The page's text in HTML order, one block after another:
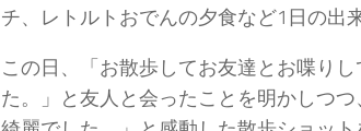
チ、レトルトおでんの夕食など1日の出
この日、「お散歩してお友達とお喋り
た。」と友人と会ったことを明かしつ